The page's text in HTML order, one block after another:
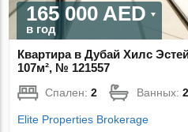
165 000 AED
в год
Квартира в Дубай Хилс
107м², № 121557
Спален:2 Ванных:2
Elite Properties Brokerage